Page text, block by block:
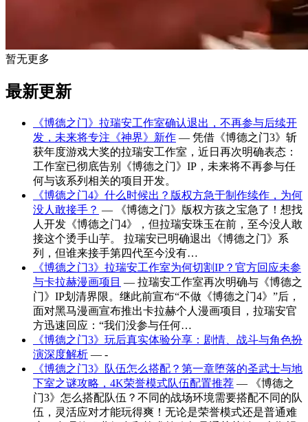
暂无更多
最新更新
《博德之门》拉瑞安工作室确认退出，不再参与后续开
发，未来将专注《神界》新作 — 凭借《博德之门3》斩
获年度游戏大奖的拉瑞安工作室，近日再次明确表态：
工作室已彻底告别《博德之门》IP，未来将不再参与任
何与该系列相关的项目开发。
《博德之门4》什么时候出？版权方急于制作续作，为何
没人敢接手？ — 《博德之门》版权方孩之宝急了！想找
人开发《博德之门4》，但拉瑞安珠玉在前，至今没人敢
接这个烫手山芋。 拉瑞安已明确退出《博德之门》系
列，但谁来接手第四代至今没有…
《博德之门3》拉瑞安工作室为何切割IP？官方回应未参
与卡拉赫漫画项目 — 拉瑞安工作室再次明确与《博德之
门》IP划清界限。继此前宣布“不做《博德之门4》”后，
面对黑马漫画宣布推出卡拉赫个人漫画项目，拉瑞安官
方迅速回应：“我们没参与任何…
《博德之门3》玩后真实体验分享：剧情、战斗与角色扮
演深度解析 — -
《博德之门3》队伍怎么搭配？第一章堕落的圣武士与地
下室之谜攻略，4K荣誉模式队伍配置推荐 — 《博德之
门3》怎么搭配队伍？不同的战场环境需要搭配不同的队
伍，灵活应对才能玩得爽！无论是荣誉模式还是普通难